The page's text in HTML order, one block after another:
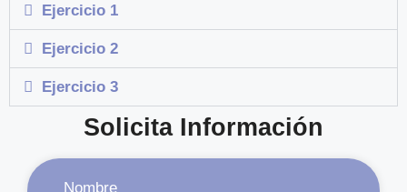
Ejercicio 1
Ejercicio 2
Ejercicio 3
Solicita Información
Nombre